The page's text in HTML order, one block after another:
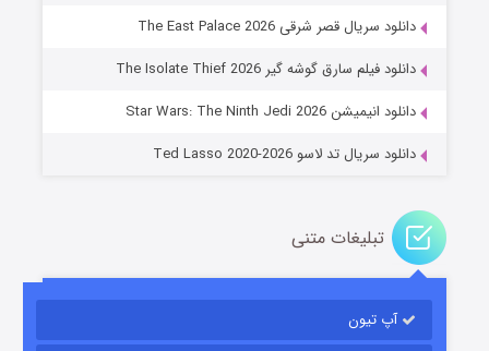
خاندان اژدها فصل ۳
قسمت۶ (زیرنویس) منتشر شد
دانلود سریال قصر شرقی The East Palace 2026
دانلود فیلم سارق گوشه گیر The Isolate Thief 2026
دانلود انیمیشن Star Wars: The Ninth Jedi 2026
دانلود سریال تد لاسو Ted Lasso 2020-2026
تبلیغات متنی
آپ تیون